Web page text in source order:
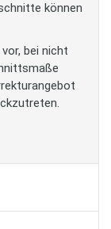
können
bei nicht